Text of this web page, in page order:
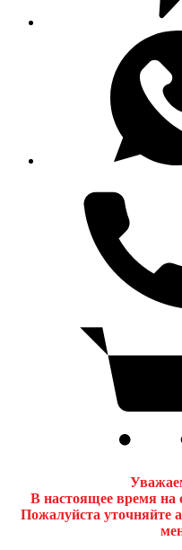
В настоящее время на
Пожалуйста уточняйте